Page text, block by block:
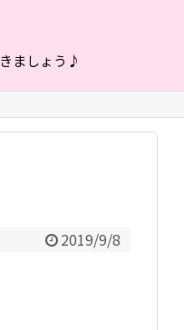
ましょう♪
2019/9/8